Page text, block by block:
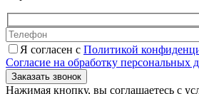
Я согласен с Политикой
Согласие на обработку персональных
Нажимая кнопку, вы соглашаетесь с